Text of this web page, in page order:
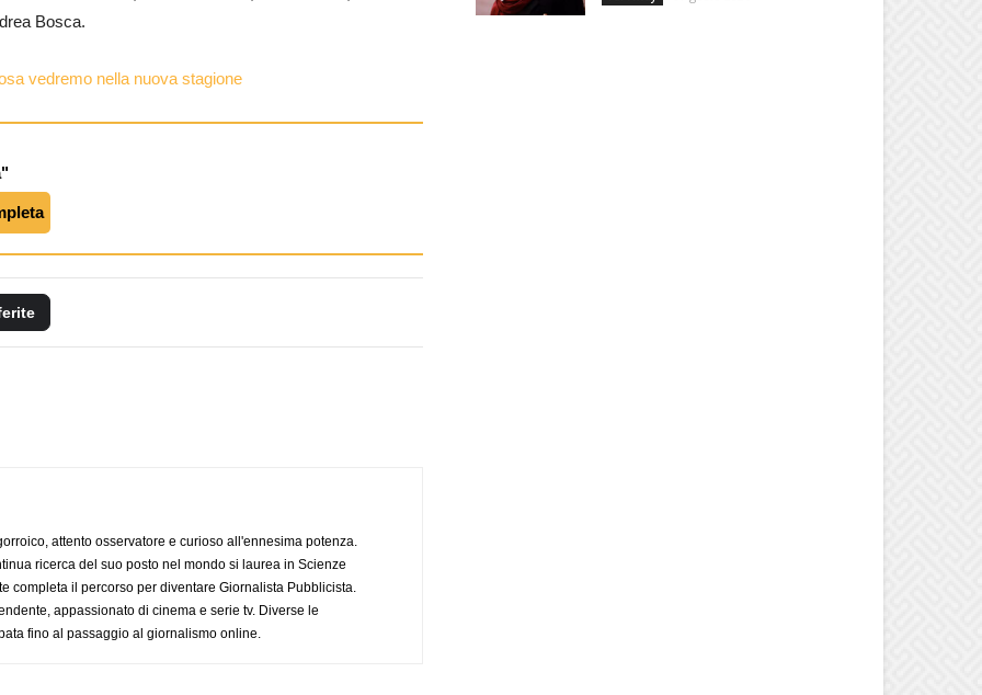
Bosca.
vedremo nella nuova stagione
attento osservatore e curioso all'ennesima potenza.
ricerca del suo posto nel mondo si laurea in Scienze
completa il percorso per diventare Giornalista Pubblicista.
appassionato di cinema e serie tv. Diverse le
fino al passaggio al giornalismo online.